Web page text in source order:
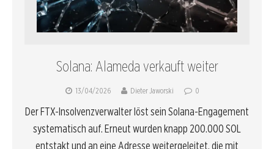
Solana: Alameda verkauft weiter
13/04/2026 Dieter Jaworski 0
Der FTX-Insolvenzverwalter löst sein Solana-Engagement
systematisch auf. Erneut wurden knapp 200.000 SOL
entstakt und an eine Adresse weitergeleitet, die mit